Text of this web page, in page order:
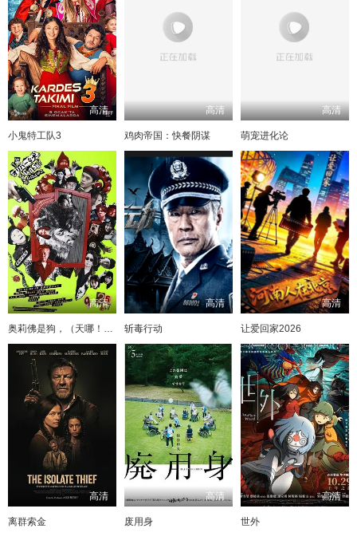
高清
小鬼特工队3
高清
鸡肉帝国：快餐阴谋
高清
萌宠进化论
高清
奥莉佛是狗，（天哪！！）这家伙电影版
高清
斩毒行动
高清
让爱回家2026
高清
离群索金
高清
废用身
高清
世外